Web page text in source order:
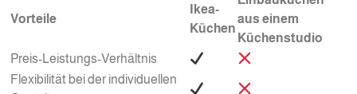
Vorteile
Ikea-
Küchen
aus einem
Küchenstudio
Preis-Leistungs-Verhältnis
Flexibilität bei der individuellen